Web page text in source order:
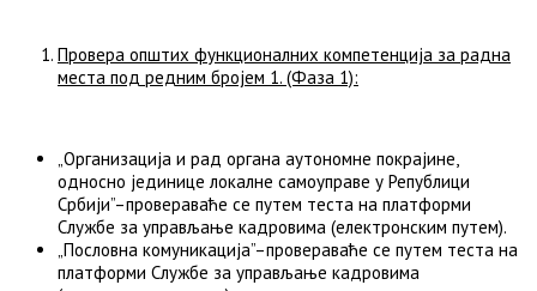
Провера општих функционалних компетенција за радна
места под редним бројем 1. (Фаза 1):
„Организација и рад органа аутономне покрајине,
односно јединице локалне самоуправе у Републици
Србији”–провераваће се путем теста на платформи
Службе за управљање кадровима (електронским путем).
„Пословна комуникација”–провераваће се путем теста на
платформи Службе за управљање кадровима